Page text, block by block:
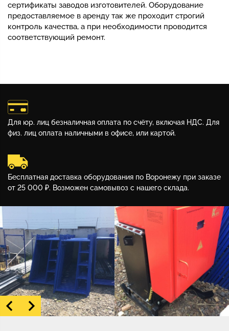
сертификаты заводов изготовителей. Оборудование
предоставляемое в аренду так же проходит строгий
контроль качества, а при необходимости проводится
соответствующий ремонт.
Для юр. лиц безналичная оплата по счёту, включая НДС. Для
физ. лиц оплата наличными в офисе, или картой.
Бесплатная доставка оборудования по Воронежу при заказе
от 25 000 ₽. Возможен самовывоз с нашего склада.